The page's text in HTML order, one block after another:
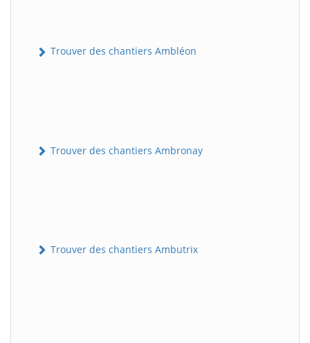
Trouver des chantiers Ambléon
Trouver des chantiers Ambronay
Trouver des chantiers Ambutrix